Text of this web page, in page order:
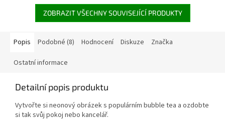
ZOBRAZIT VŠECHNY SOUVISEJÍCÍ PRODUKTY
Popis Podobné (8) Hodnocení Diskuze Značka
Ostatní informace
Detailní popis produktu
Vytvořte si neonový obrázek s populárním bubble tea a ozdobte
si tak svůj pokoj nebo kancelář.